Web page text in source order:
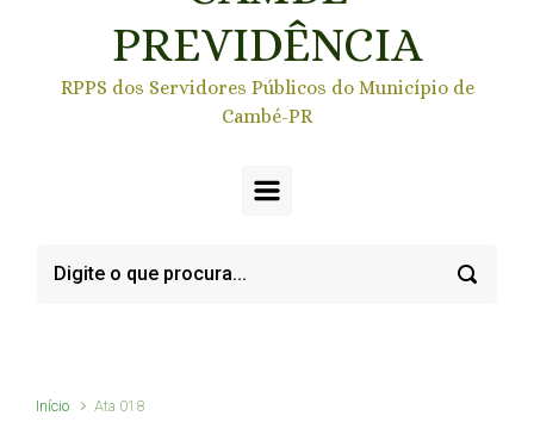
PREVIDÊNCIA
RPPS dos Servidores Públicos do Município de
Cambé-PR
Início Ata 018